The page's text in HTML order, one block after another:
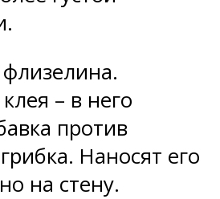
– в него
против
Наносят его
на стену.